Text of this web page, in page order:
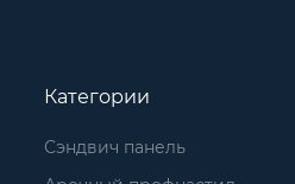
Категории
Сэндвич панель